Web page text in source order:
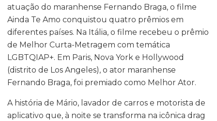
atuação do maranhense Fernando Braga, o filme
Ainda Te Amo conquistou quatro prêmios em
diferentes países. Na Itália, o filme recebeu o prêmio
de Melhor Curta-Metragem com temática
LGBTQIAP+. Em Paris, Nova York e Hollywood
(distrito de Los Angeles), o ator maranhense
Fernando Braga, foi premiado como Melhor Ator.
A história de Mário, lavador de carros e motorista de
aplicativo que, à noite se transforma na icônica drag